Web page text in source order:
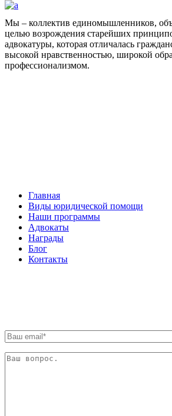
Мы – коллектив единомышленников,
целью возрождения старейших
адвокатуры, которая отличалась
высокой нравственностью, широкой
профессионализмом.
Главная
Виды юридической помощи
Наши программы
Адвокаты
Награды
Блог
Контакты